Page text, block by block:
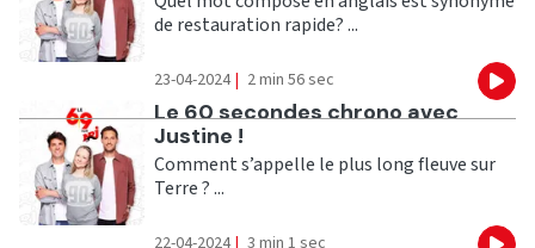
de restauration rapide? ...
23-04-2024 | 2 min 56 sec
Ecouter
Le 60 secondes chrono avec
Justine !
Comment s’appelle le plus long fleuve sur
Terre ? ...